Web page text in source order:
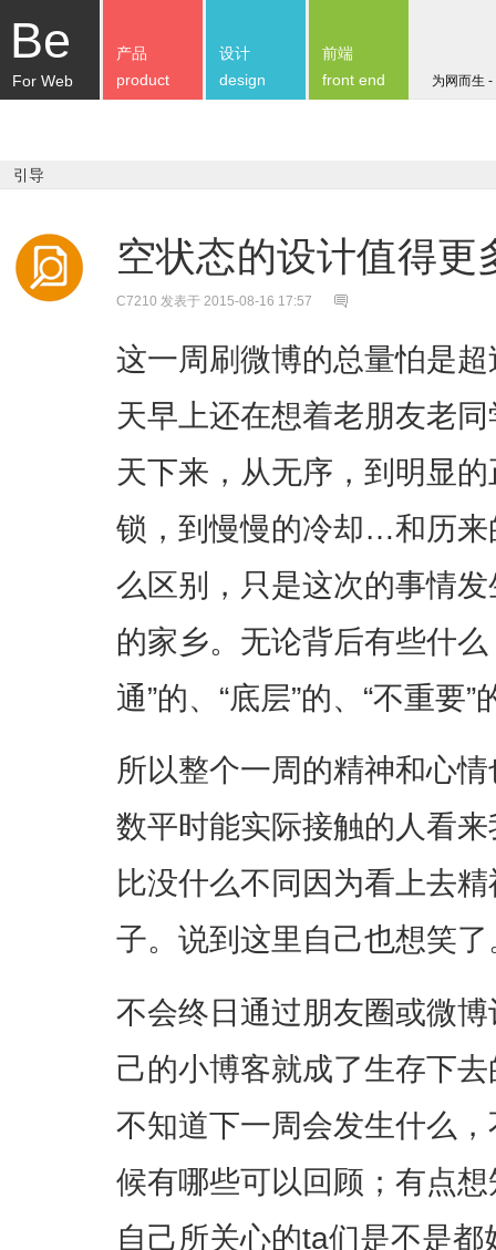
Be
For Web 为网而生
产品
product
设计
design
前端
front end
引导
空状态的设计值得
C7210 发表于 2015-08-16 17:57
这一周刷微博的总量怕是
天早上还在想着老朋友老
天下来，从无序，到明显
锁，到慢慢的冷却…和历
么区别，只是这次的事情
的家乡。无论背后有些什
通”的、“底层”的、“不重要
所以整个一周的精神和心
数平时能实际接触的人看
比没什么不同因为看上去
子。说到这里自己也想笑了
不会终日通过朋友圈或微
己的小博客就成了生存下
不知道下一周会发生什么
候有哪些可以回顾；有点
自己所关心的ta们是不是